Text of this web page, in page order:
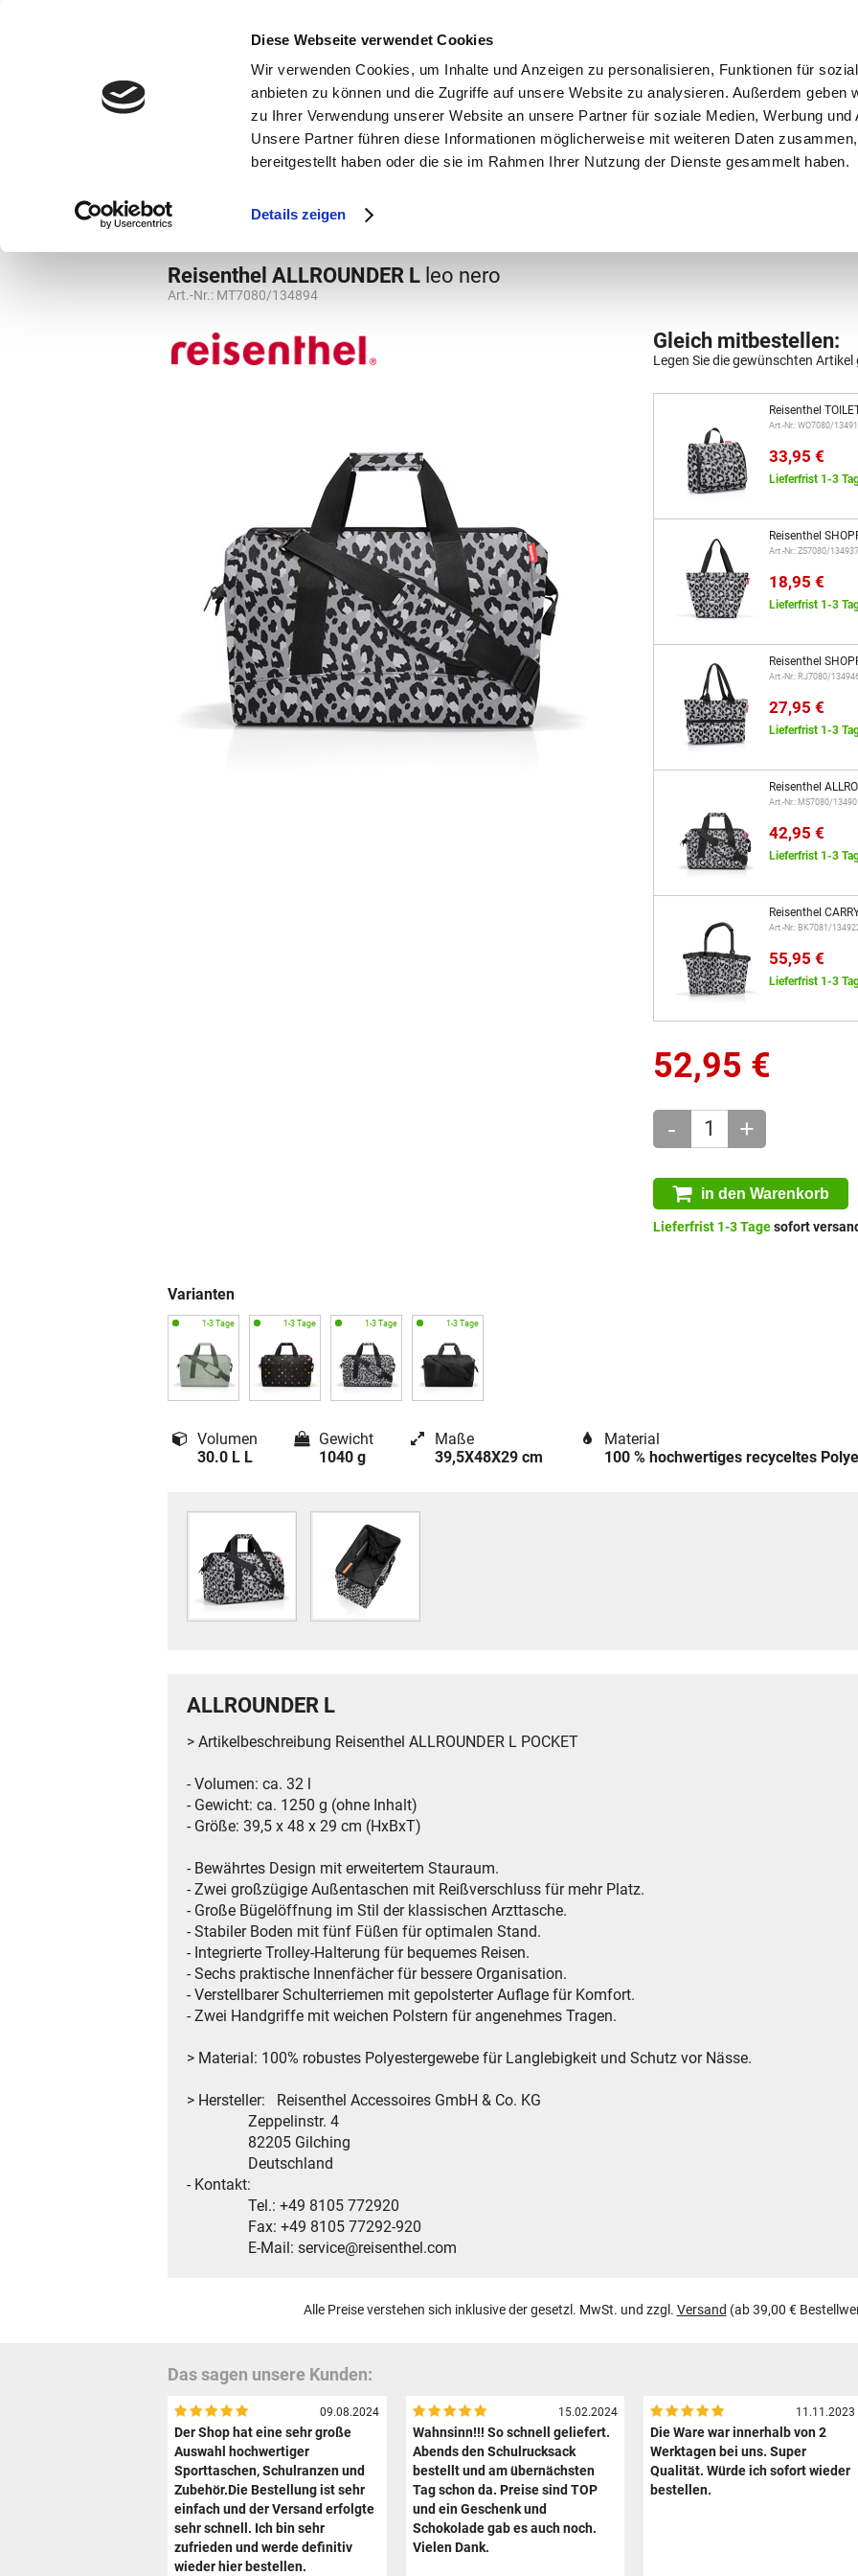
Diese Webseite verwendet Cookies
Wir verwenden Cookies, um Inhalte und Anzeigen zu personalisieren, Funktionen für
anbieten zu können und die Zugriffe auf unsere Website zu analysieren. Außerdem geben
zu Ihrer Verwendung unserer Website an unsere Partner für soziale Medien, Werbung und
Unsere Partner führen diese Informationen möglicherweise mit weiteren Daten
bereitgestellt haben oder die sie im Rahmen Ihrer Nutzung der Dienste gesammelt haben.
Details zeigen
bestellen und ausdrucken
3 x täglich an Werktagen!
Reisenthel ALLROUNDER L leo nero
Art.-Nr.: MT7080/134894
Gleich mitbestellen:
Legen Sie die gewünschten
Reisenthel
Art.-Nr.: WO7080/
33,95 €
Lieferfrist 1-3
Reisenthel
Art.-Nr.: ZS7080/134937
18,95 €
Lieferfrist 1-3
Reisenthel
Art.-Nr.: RJ7080/
27,95 €
Lieferfrist 1-3
Reisenthel
Art.-Nr.: MS7080/134901
42,95 €
Lieferfrist 1-3
Reisenthel
Art.-Nr.: BK7081/
55,95 €
Lieferfrist 1-3
52,95 €
- +
in den Warenkorb
Lieferfrist 1-3 Tagesofort
Varianten
Volumen
30.0 L L
Gewicht
1040 g
Maße
39,5X48X29 cm
Material
100 % hochwertiges recyceltes
ALLROUNDER L
> Artikelbeschreibung Reisenthel ALLROUNDER L POCKET
- Volumen: ca. 32 l
- Gewicht: ca. 1250 g (ohne Inhalt)
- Größe: 39,5 x 48 x 29 cm (HxBxT)
- Bewährtes Design mit erweitertem Stauraum.
- Zwei großzügige Außentaschen mit Reißverschluss für mehr Platz.
- Große Bügelöffnung im Stil der klassischen Arzttasche.
- Stabiler Boden mit fünf Füßen für optimalen Stand.
- Integrierte Trolley-Halterung für bequemes Reisen.
- Sechs praktische Innenfächer für bessere Organisation.
- Verstellbarer Schulterriemen mit gepolsterter Auflage für Komfort.
- Zwei Handgriffe mit weichen Polstern für angenehmes Tragen.
> Material: 100% robustes Polyestergewebe für Langlebigkeit und Schutz vor Nässe.
> Hersteller: Reisenthel Accessoires GmbH & Co. KG
Zeppelinstr. 4
82205 Gilching
Deutschland
- Kontakt:
Tel.: +49 8105 772920
Fax: +49 8105 77292-920
E-Mail: service@reisenthel.com
Alle Preise verstehen sich inklusive der gesetzl. MwSt. und zzgl. Versand (ab 39,00 €
Das sagen unsere Kunden:
09.08.2024
Der Shop hat eine sehr große
Auswahl hochwertiger
Sporttaschen, Schulranzen und
Zubehör.Die Bestellung ist sehr
einfach und der Versand erfolgte
sehr schnell. Ich bin sehr
zufrieden und werde definitiv
wieder hier bestellen.
15.02.2024
Wahnsinn!!! So schnell geliefert.
Abends den Schulrucksack
bestellt und am übernächsten
Tag schon da. Preise sind TOP
und ein Geschenk und
Schokolade gab es auch noch.
Vielen Dank.
11.11.2023
Die Ware war innerhalb von 2
Werktagen bei uns. Super
Qualität. Würde ich sofort wieder
bestellen.